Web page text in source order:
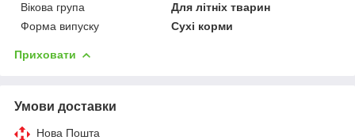
Вікова група
Для літніх тварин
Форма випуску
Сухі корми
Приховати
Умови доставки
Нова Пошта